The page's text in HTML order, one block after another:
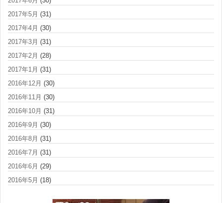
2017年5月 (31)
2017年4月 (30)
2017年3月 (31)
2017年2月 (28)
2017年1月 (31)
2016年12月 (30)
2016年11月 (30)
2016年10月 (31)
2016年9月 (30)
2016年8月 (31)
2016年7月 (31)
2016年6月 (29)
2016年5月 (18)